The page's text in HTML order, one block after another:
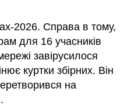
2026. Справа в тому,
для 16 учасників
завірусилося
куртки збірних. Він
на